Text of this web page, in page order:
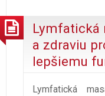
Lymfatická
a zdraviu
lepšiemu
Lymfatická